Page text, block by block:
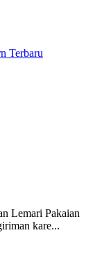
Terbaru
Lemari Pakaian
kare...